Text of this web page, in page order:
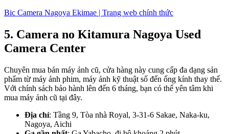
Bic Camera Nagoya Ekimae | Trang web chính thức
5. Camera no Kitamura Nagoya Used
Camera Center
Chuyên mua bán máy ảnh cũ, cửa hàng này cung cấp đa dạng sản
phẩm từ máy ảnh phim, máy ảnh kỹ thuật số đến ống kính thay thế.
Với chính sách bảo hành lên đến 6 tháng, bạn có thể yên tâm khi
mua máy ảnh cũ tại đây.
Địa chỉ: Tầng 9, Tòa nhà Royal, 3-31-6 Sakae, Naka-ku,
Nagoya, Aichi